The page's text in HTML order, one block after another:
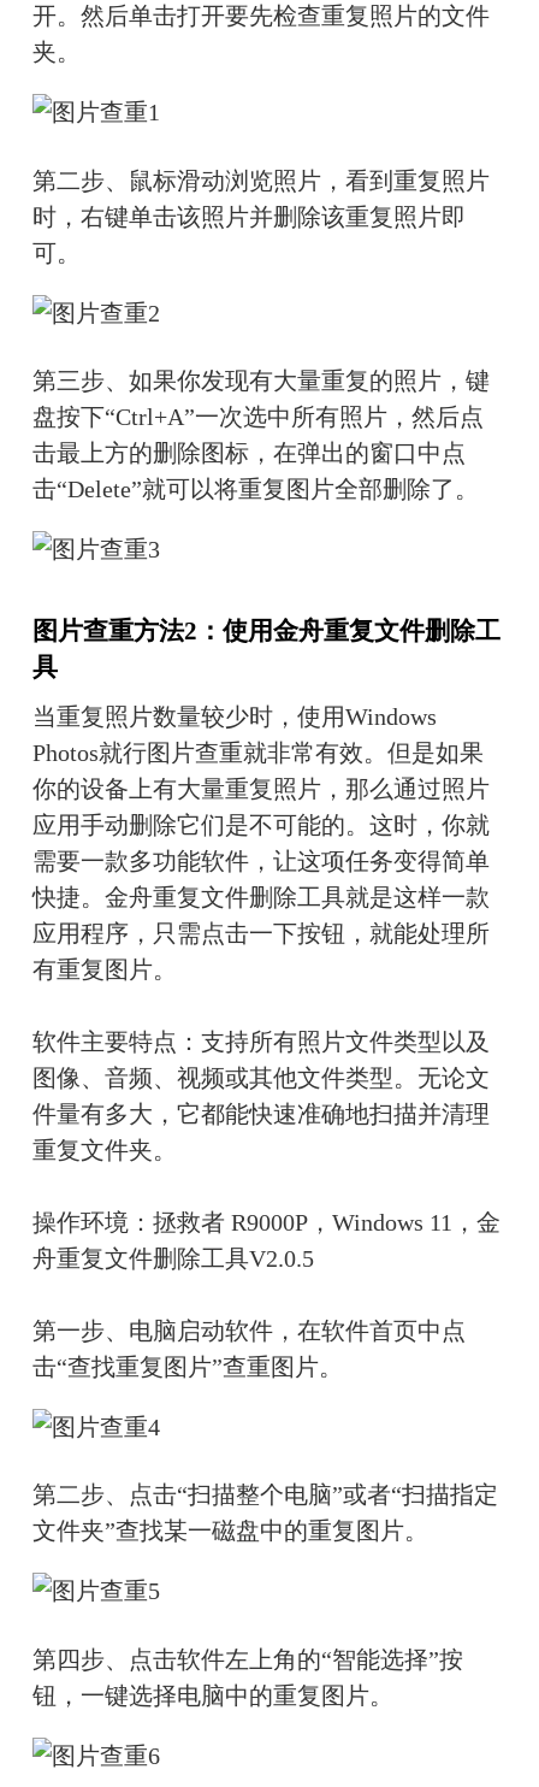
开。然后单击打开要先检查重复照片的文件
夹。
第二步、鼠标滑动浏览照片，看到重复照片
时，右键单击该照片并删除该重复照片即
可。
第三步、如果你发现有大量重复的照片，键
盘按下“Ctrl+A”一次选中所有照片，然后点
击最上方的删除图标，在弹出的窗口中点
击“Delete”就可以将重复图片全部删除了。
图片查重方法2：使用金舟重复文件删除工
具
当重复照片数量较少时，使用Windows
Photos就行图片查重就非常有效。但是如果
你的设备上有大量重复照片，那么通过照片
应用手动删除它们是不可能的。这时，你就
需要一款多功能软件，让这项任务变得简单
快捷。金舟重复文件删除工具就是这样一款
应用程序，只需点击一下按钮，就能处理所
有重复图片。
软件主要特点：支持所有照片文件类型以及
图像、音频、视频或其他文件类型。无论文
件量有多大，它都能快速准确地扫描并清理
重复文件夹。
操作环境：拯救者 R9000P，Windows 11，金
舟重复文件删除工具V2.0.5
第一步、电脑启动软件，在软件首页中点
击“查找重复图片”查重图片。
第二步、点击“扫描整个电脑”或者“扫描指定
文件夹”查找某一磁盘中的重复图片。
第四步、点击软件左上角的“智能选择”按
钮，一键选择电脑中的重复图片。